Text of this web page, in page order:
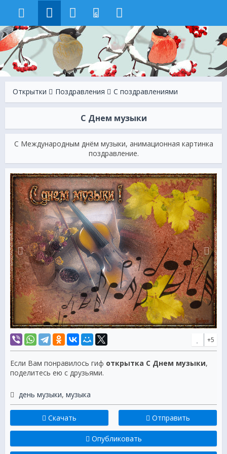
6
Открытки Поздравления С поздравлениями
С Днем музыки
С Международным днём музыки, анимационная картинка
поздравление.
+5
Если Вам понравилось гиф открытка С Днем музыки,
поделитесь ею с друзьями.
день музыки, музыка
Скачать Отправить
Опубликовать